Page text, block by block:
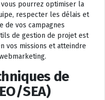
pourrez optimiser la
respecter les délais et
de vos campagnes
de gestion de projet est
vos missions et atteindre
de
SEA)